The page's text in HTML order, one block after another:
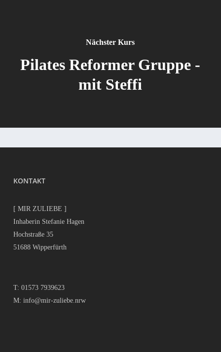
Nächster Kurs
Pilates Reformer Gruppe -
mit Steffi
KONTAKT
[ MIR ZULIEBE ]
Inhaberin Stefanie Hagen
Hochstraße 35
51688 Wipperfürth
T: 01573 7939623
M: info@mir-zuliebe.nrw